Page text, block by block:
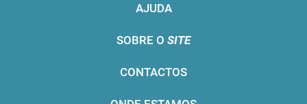
AJUDA
SOBRE O SITE
CONTACTOS